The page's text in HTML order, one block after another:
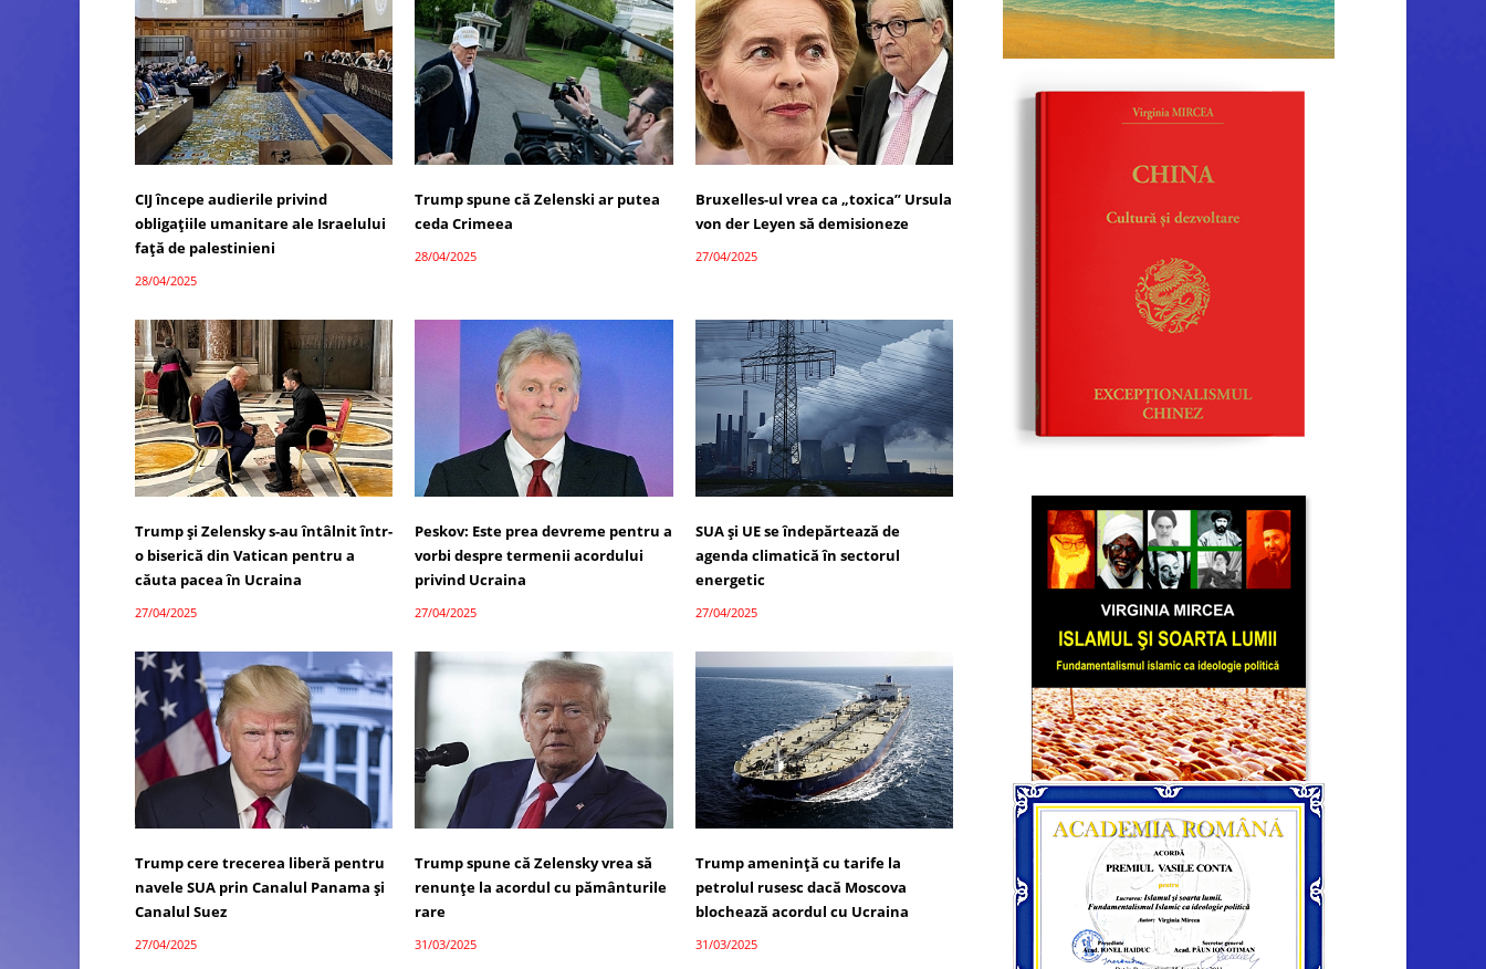
CIJ începe audierile privind
obligațiile umanitare ale Israelului
față de palestinieni
28/04/2025
Trump spune că Zelenski ar putea
ceda Crimeea
28/04/2025
Bruxelles-ul vrea ca „toxica” Ursula
von der Leyen să demisioneze
27/04/2025
Trump și Zelensky s-au întâlnit într-
o biserică din Vatican pentru a
căuta pacea în Ucraina
27/04/2025
Peskov: Este prea devreme pentru a
vorbi despre termenii acordului
privind Ucraina
27/04/2025
SUA și UE se îndepărtează de
agenda climatică în sectorul
energetic
27/04/2025
Trump cere trecerea liberă pentru
navele SUA prin Canalul Panama și
Canalul Suez
27/04/2025
Trump spune că Zelensky vrea să
renunțe la acordul cu pământurile
rare
31/03/2025
Trump amenință cu tarife la
petrolul rusesc dacă Moscova
blochează acordul cu Ucraina
31/03/2025